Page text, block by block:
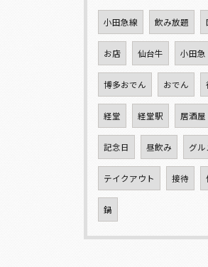
小田急線 飲み放題
お店 仙台牛 小田急
博多おでん おでん
経堂 経堂駅 居酒屋
記念日 昼飲み グル
テイクアウト 接待
鍋